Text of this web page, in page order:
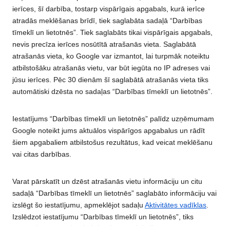
ierīces, šī darbība, tostarp vispārīgais apgabals, kurā ierīce
atradās meklēšanas brīdī, tiek saglabāta sadaļā “Darbības
tīmeklī un lietotnēs”. Tiek saglabāts tikai vispārīgais apgabals,
nevis precīza ierīces nosūtītā atrašanās vieta. Saglabātā
atrašanās vieta, ko Google var izmantot, lai turpmāk noteiktu
atbilstošāku atrašanās vietu, var būt iegūta no IP adreses vai
jūsu ierīces. Pēc 30 dienām šī saglabātā atrašanās vieta tiks
automātiski dzēsta no sadaļas “Darbības tīmeklī un lietotnēs”.
Iestatījums “Darbības tīmeklī un lietotnēs” palīdz uzņēmumam
Google noteikt jums aktuālos vispārīgos apgabalus un rādīt
šiem apgabaliem atbilstošus rezultātus, kad veicat meklēšanu
vai citas darbības.
Varat pārskatīt un dzēst atrašanās vietu informāciju un citu
sadaļā “Darbības tīmeklī un lietotnēs” saglabāto informāciju vai
izslēgt šo iestatījumu, apmeklējot sadaļu Aktivitātes vadīklas.
Izslēdzot iestatījumu “Darbības tīmeklī un lietotnēs”, tiks